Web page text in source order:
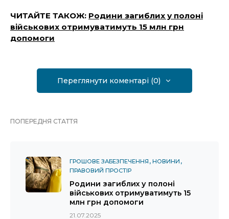
ЧИТАЙТЕ ТАКОЖ: Родини загиблих у полоні
військових отримуватимуть 15 млн грн
допомоги
Переглянути коментарі (0)
ПОПЕРЕДНЯ СТАТТЯ
ГРОШОВЕ ЗАБЕЗПЕЧЕННЯ НОВИНИ
ПРАВОВИЙ ПРОСТІР
Родини загиблих у полоні
військових отримуватимуть 15
млн грн допомоги
21.07.2025